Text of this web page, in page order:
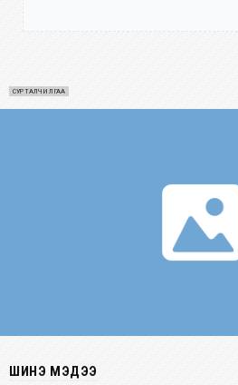
СУРТАЛЧИЛГАА
ШИНЭ МЭДЭЭ